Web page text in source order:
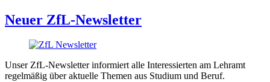
Neuer ZfL-Newsletter
Unser ZfL-Newsletter informiert alle Interessierten am Lehramt
regelmäßig über aktuelle Themen aus Studium und Beruf.